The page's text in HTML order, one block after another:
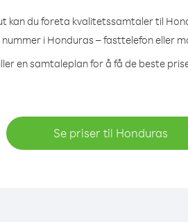
kan du foreta kvalitetssamtaler til
i Honduras – fasttelefon eller
en samtaleplan for å få de beste
Se priser til Honduras